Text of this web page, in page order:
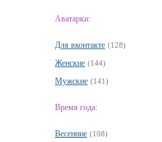
Аватарки:
Для вконтакте (128)
Женские (144)
Мужские (141)
Время года:
Весенние (108)